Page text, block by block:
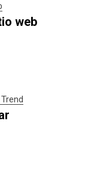
web
Trend